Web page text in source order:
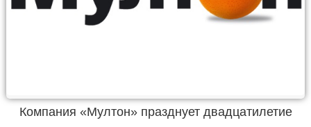
Компания «Мултон» празднует двадцатилетие